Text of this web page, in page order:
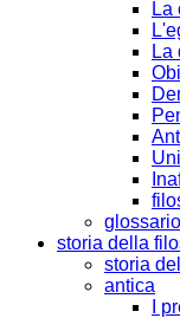
La
La
glossario
storia della
storia
antica
I